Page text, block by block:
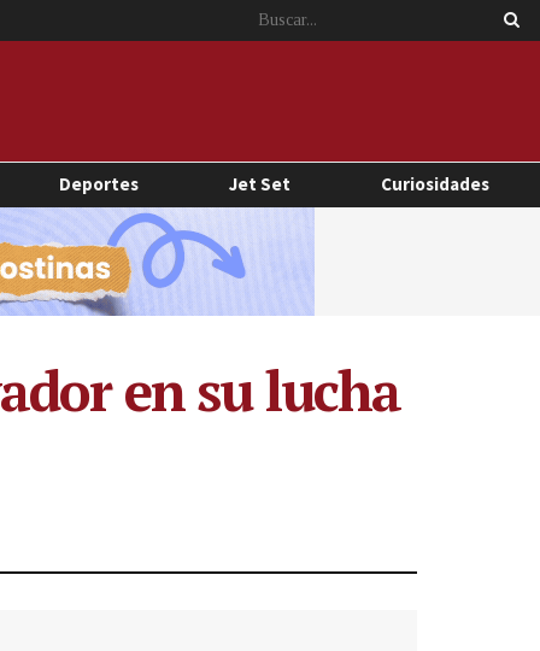
Deportes Jet Set Curiosidades
en su lucha